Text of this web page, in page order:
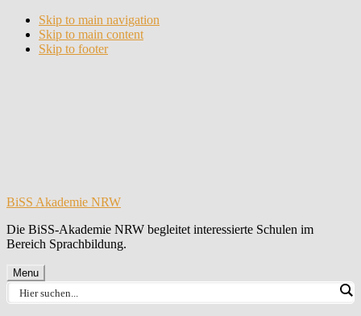
Skip to main navigation
Skip to main content
Skip to footer
BiSS Akademie NRW
Die BiSS-Akademie NRW begleitet interessierte Schulen im
Bereich Sprachbildung.
Menu